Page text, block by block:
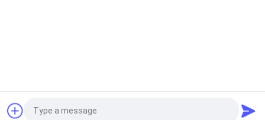
Αίτηση κράτησης